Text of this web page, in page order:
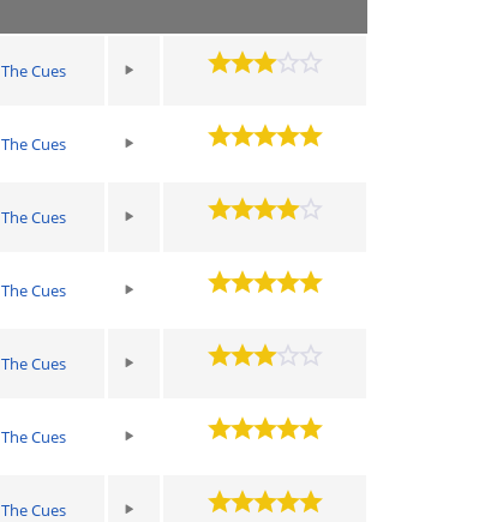
The Cues
The Cues
The Cues
The Cues
The Cues
The Cues
The Cues